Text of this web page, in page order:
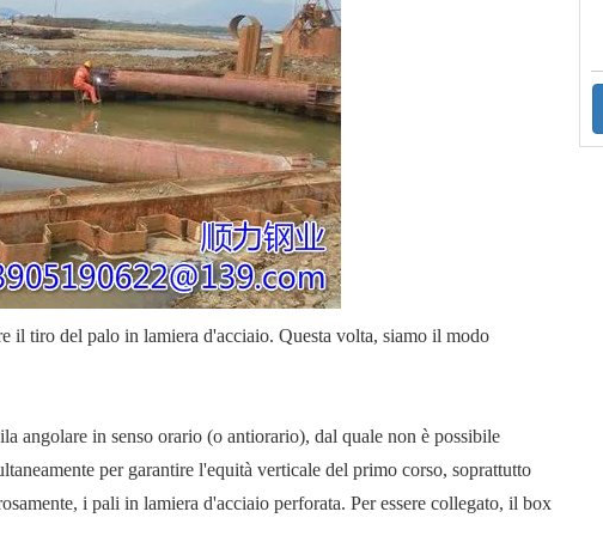
il tiro del palo in lamiera d'acciaio. Questa volta, siamo il modo
angolare in senso orario (o antiorario), dal quale non è possibile
per garantire l'equità verticale del primo corso, soprattutto
i pali in lamiera d'acciaio perforata. Per essere collegato, il box